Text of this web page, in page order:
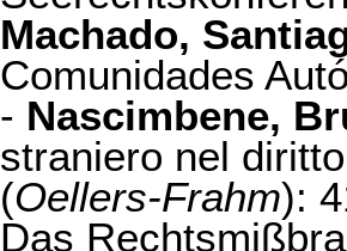
Machado,
Comunidades
- Nascimbene,
straniero nel
(Oellers-Frahm):
Das